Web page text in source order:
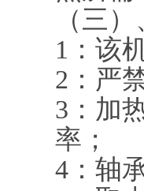
（三
1：该
2：严
3：加
率；
4：轴